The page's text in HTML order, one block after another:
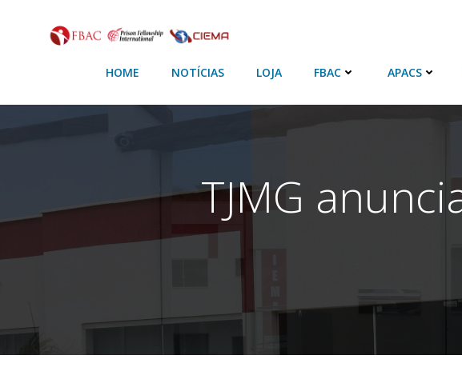
HOME NOTÍCIAS LOJA FBAC APACS
TJMG